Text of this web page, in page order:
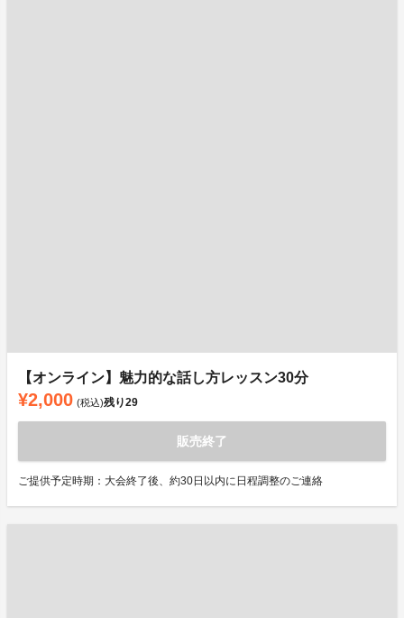
【オンライン】魅力的な話し方レッスン30分
¥2,000 (税込)残り29
販売終了
ご提供予定時期：大会終了後、約30日以内に日程調整のご連絡